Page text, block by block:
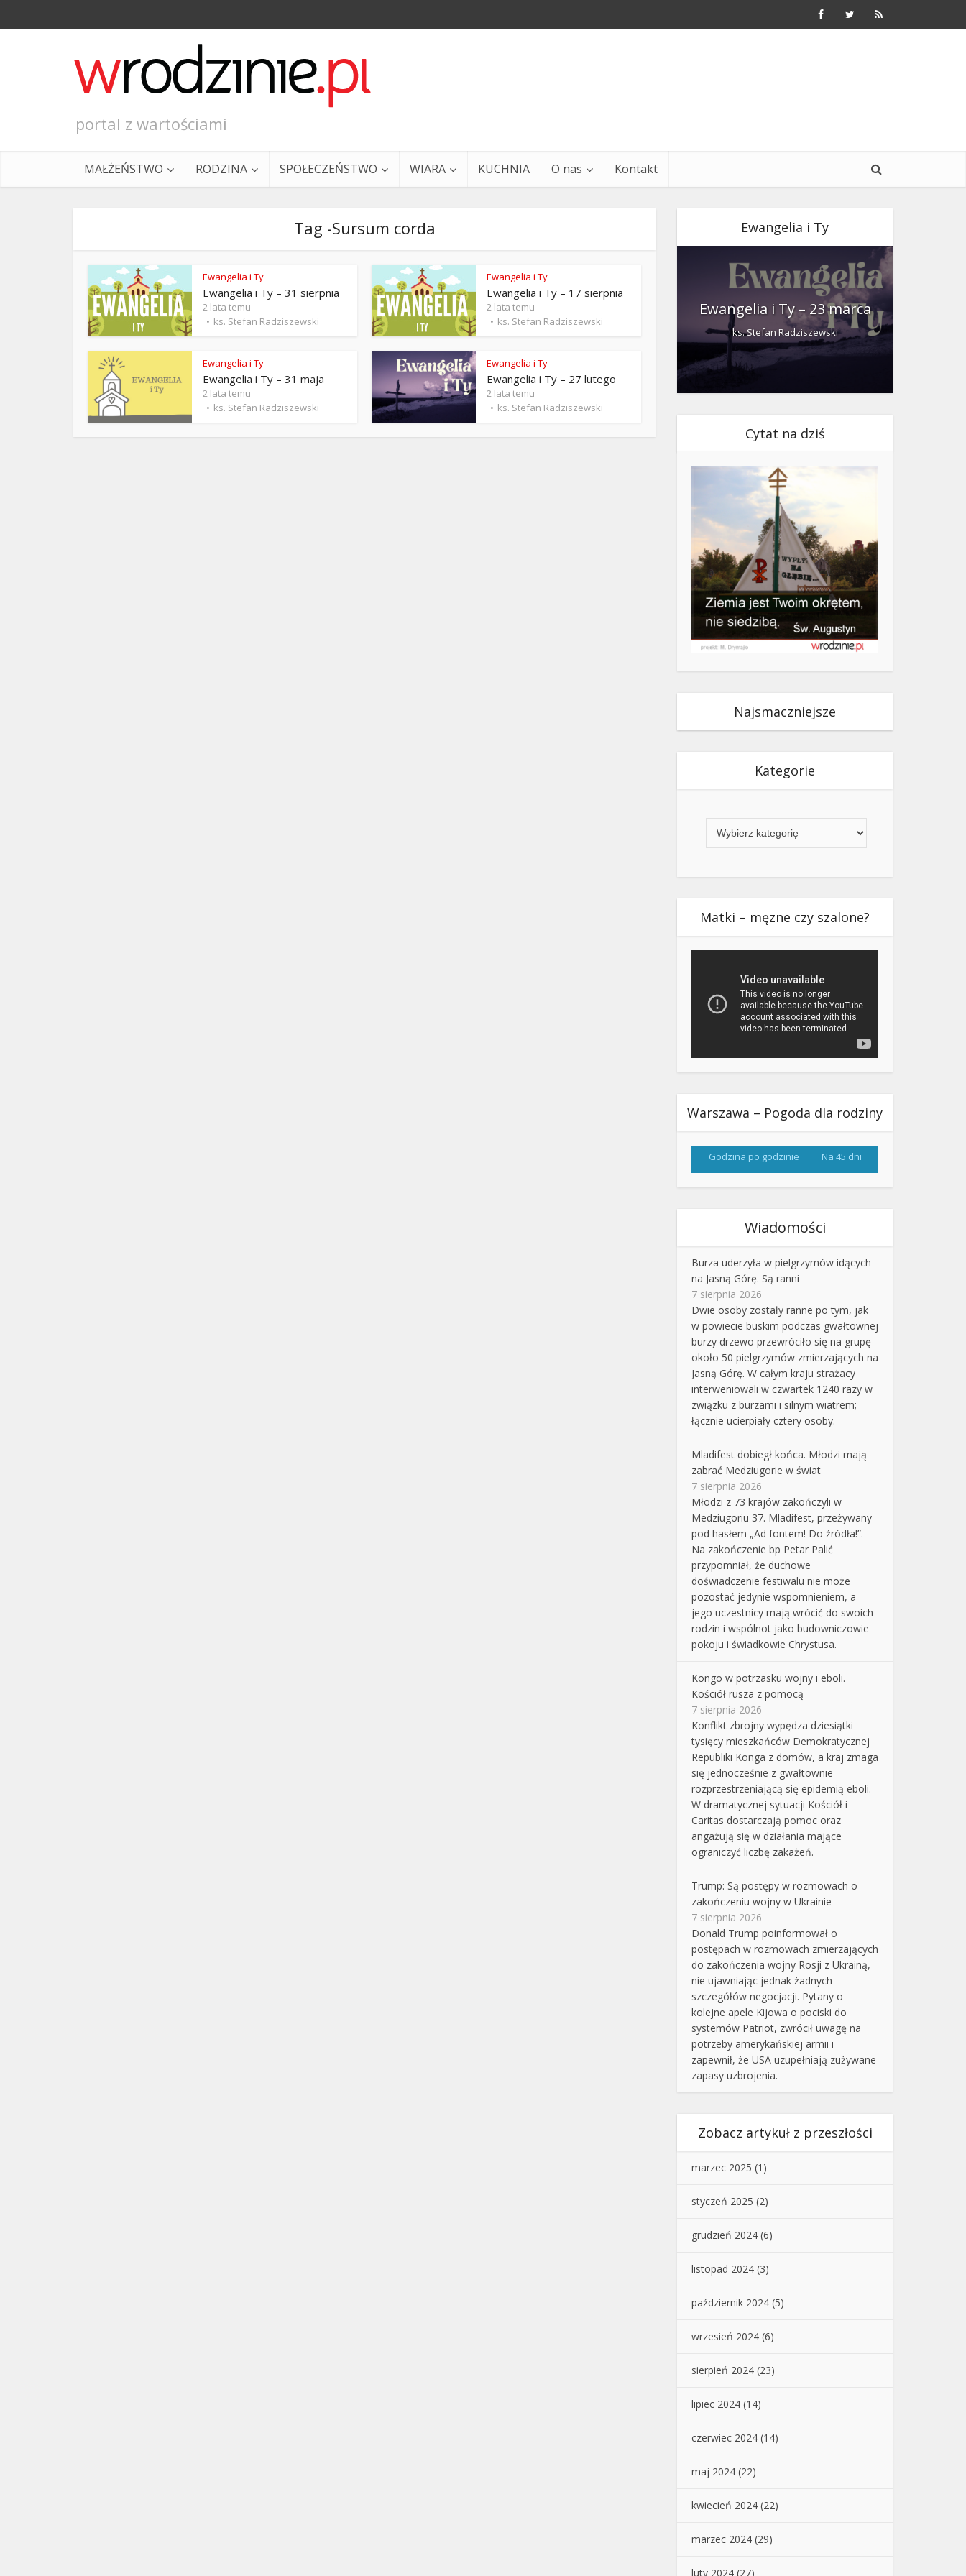
portal z wartościami
MAŁŻEŃSTWO RODZINA SPOŁECZEŃSTWO WIARA KUCHNIA O nas Kontakt
Tag -Sursum corda
Ewangelia i Ty
Ewangelia i Ty – 31 sierpnia
2 lata temu
ks. Stefan Radziszewski
Ewangelia i Ty
Ewangelia i Ty – 17 sierpnia
2 lata temu
ks. Stefan Radziszewski
Ewangelia i Ty
Ewangelia i Ty – 31 maja
2 lata temu
ks. Stefan Radziszewski
Ewangelia i Ty
Ewangelia i Ty – 27 lutego
2 lata temu
ks. Stefan Radziszewski
Ewangelia i Ty
Ewangelia i Ty – 29 grudnia
ks. Stefan Radziszewski
Ewangelia i Ty – 27 grudnia Ewangelia i Ty – 23 marca
ks. Stefan Radziszewski
Cytat na dziś
Najsmaczniejsze
Kategorie
Matki – męzne czy szalone?
Warszawa – Pogoda dla rodziny
Godzina po godzinie Na 45 dni
Wiadomości
Burza uderzyła w pielgrzymów idących
na Jasną Górę. Są ranni
7 sierpnia 2026
Dwie osoby zostały ranne po tym, jak
w powiecie buskim podczas gwałtownej
burzy drzewo przewróciło się na grupę
około 50 pielgrzymów zmierzających na
Jasną Górę. W całym kraju strażacy
interweniowali w czwartek 1240 razy w
związku z burzami i silnym wiatrem;
łącznie ucierpiały cztery osoby.
Mladifest dobiegł końca. Młodzi mają
zabrać Medziugorie w świat
7 sierpnia 2026
Młodzi z 73 krajów zakończyli w
Medziugoriu 37. Mladifest, przeżywany
pod hasłem „Ad fontem! Do źródła!”.
Na zakończenie bp Petar Palić
przypomniał, że duchowe
doświadczenie festiwalu nie może
pozostać jedynie wspomnieniem, a
jego uczestnicy mają wrócić do swoich
rodzin i wspólnot jako budowniczowie
pokoju i świadkowie Chrystusa.
Kongo w potrzasku wojny i eboli.
Kościół rusza z pomocą
7 sierpnia 2026
Konflikt zbrojny wypędza dziesiątki
tysięcy mieszkańców Demokratycznej
Republiki Konga z domów, a kraj zmaga
się jednocześnie z gwałtownie
rozprzestrzeniającą się epidemią eboli.
W dramatycznej sytuacji Kościół i
Caritas dostarczają pomoc oraz
angażują się w działania mające
ograniczyć liczbę zakażeń.
Trump: Są postępy w rozmowach o
zakończeniu wojny w Ukrainie
7 sierpnia 2026
Donald Trump poinformował o
postępach w rozmowach zmierzających
do zakończenia wojny Rosji z Ukrainą,
nie ujawniając jednak żadnych
szczegółów negocjacji. Pytany o
kolejne apele Kijowa o pociski do
systemów Patriot, zwrócił uwagę na
potrzeby amerykańskiej armii i
zapewnił, że USA uzupełniają zużywane
zapasy uzbrojenia.
Zobacz artykuł z przeszłości
marzec 2025 (1)
styczeń 2025 (2)
grudzień 2024 (6)
listopad 2024 (3)
październik 2024 (5)
wrzesień 2024 (6)
sierpień 2024 (23)
lipiec 2024 (14)
czerwiec 2024 (14)
maj 2024 (22)
kwiecień 2024 (22)
marzec 2024 (29)
luty 2024 (27)